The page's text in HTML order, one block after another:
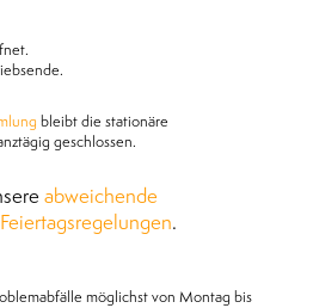
bleibt die stationäre
geschlossen.
abweichende
.
möglichst von Montag bis